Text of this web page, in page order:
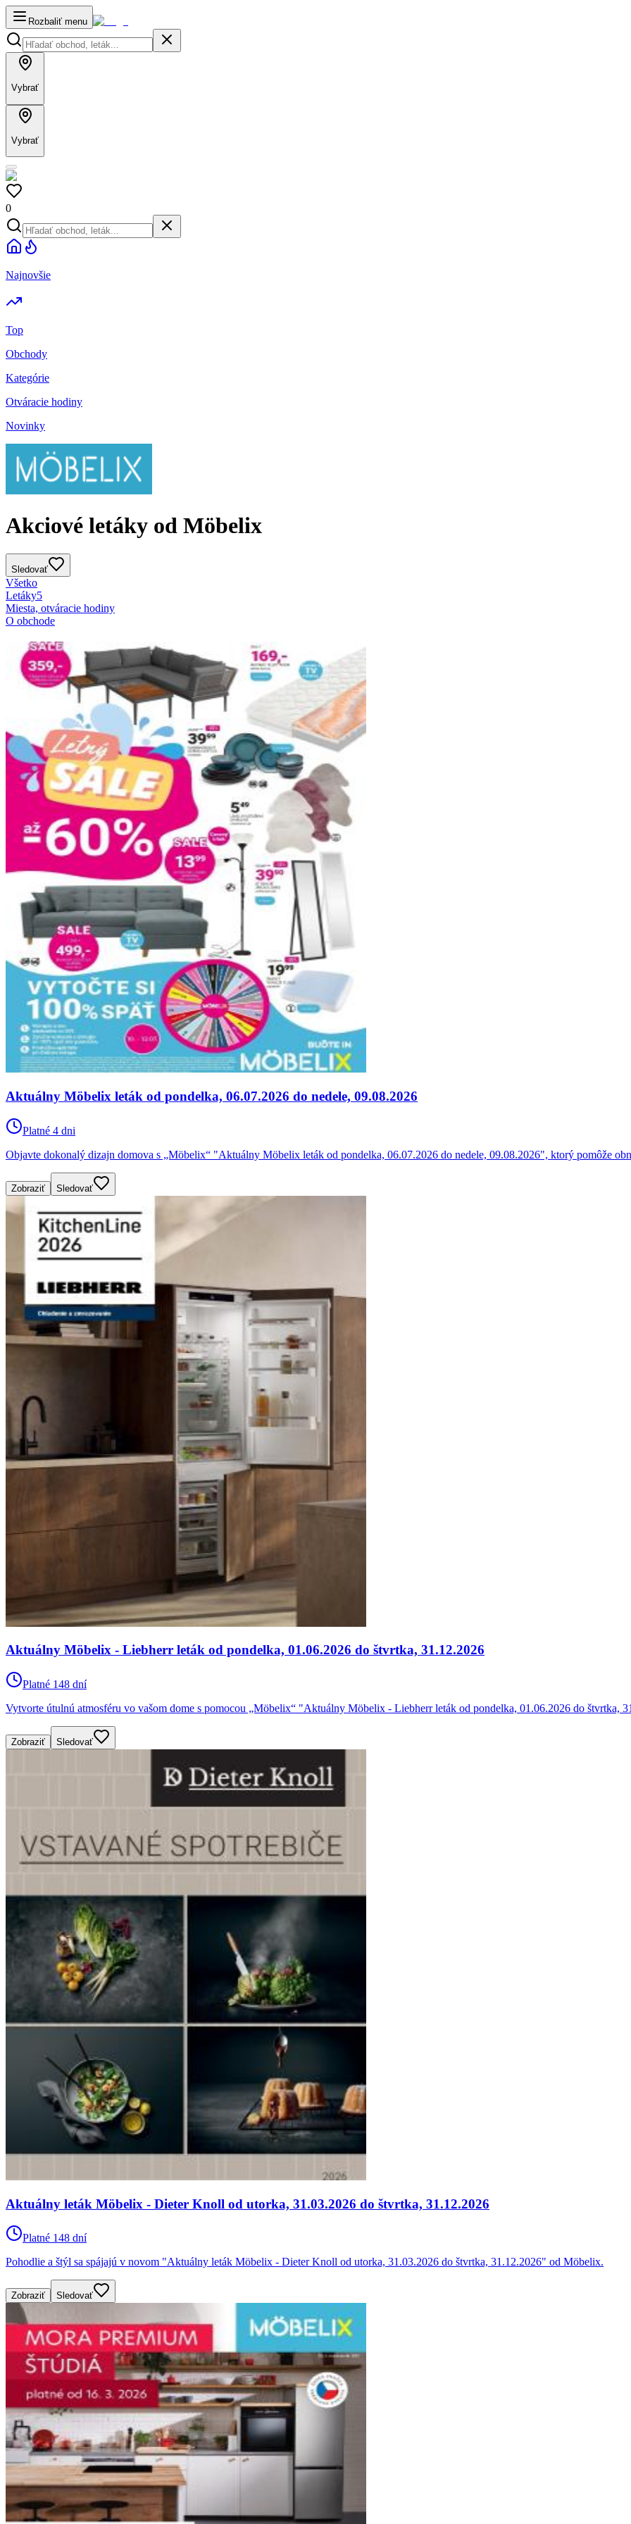
Rozbaliť menu
Vybrať
Vybrať
0
Najnovšie
Top
Obchody
Kategórie
Otváracie hodiny
Novinky
Akciové letáky od Möbelix
Sledovať
Všetko
Letáky5
Miesta, otváracie hodiny
O obchode
Aktuálny Möbelix leták od pondelka, 06.07.2026 do nedele, 09.08.2026
Platné 4 dni
Objavte dokonalý dizajn domova s „Möbelix“ "Aktuálny Möbelix leták od pondelka, 06.07.2026 do nedele, 09.08.2026", ktorý pomôže
Zobraziť Sledovať
Aktuálny Möbelix - Liebherr leták od pondelka, 01.06.2026 do štvrtka, 31.12.2026
Platné 148 dní
Vytvorte útulnú atmosféru vo vašom dome s pomocou „Möbelix“ "Aktuálny Möbelix - Liebherr leták od pondelka, 01.06.2026 do štvrtka,
Zobraziť Sledovať
Aktuálny leták Möbelix - Dieter Knoll od utorka, 31.03.2026 do štvrtka, 31.12.2026
Platné 148 dní
Pohodlie a štýl sa spájajú v novom "Aktuálny leták Möbelix - Dieter Knoll od utorka, 31.03.2026 do štvrtka, 31.12.2026" od Möbelix.
Zobraziť Sledovať